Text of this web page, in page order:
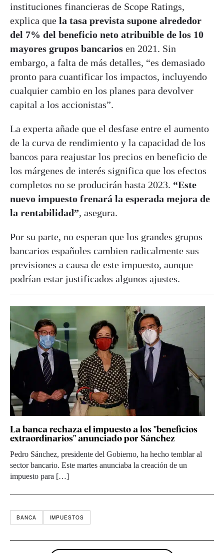
instituciones financieras de Scope Ratings,
explica que la tasa prevista supone alrededor
del 7% del beneficio neto atribuible de los 10
mayores grupos bancarios en 2021. Sin
embargo, a falta de más detalles, “es demasiado
pronto para cuantificar los impactos, incluyendo
cualquier cambio en los planes para devolver
capital a los accionistas”.
La experta añade que el desfase entre el aumento
de la curva de rendimiento y la capacidad de los
bancos para reajustar los precios en beneficio de
los márgenes de interés significa que los efectos
completos no se producirán hasta 2023. “Este
nuevo impuesto frenará la esperada mejora de
la rentabilidad”, asegura.
Por su parte, no esperan que los grandes grupos
bancarios españoles cambien radicalmente sus
previsiones a causa de este impuesto, aunque
podrían estar justificados algunos ajustes.
La banca rechaza el impuesto a los "beneficios
extraordinarios" anunciado por Sánchez
Pedro Sánchez, presidente del Gobierno, ha hecho temblar al
sector bancario. Este martes anunciaba la creación de un
impuesto para […]
BANCA IMPUESTOS